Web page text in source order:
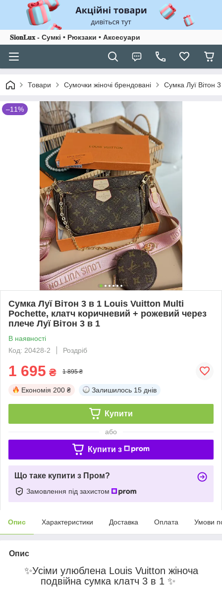
𝐒𝐢𝐨𝐧𝐋𝐮𝐱 - Сумкі • Рюкзаки • Аксесуари
Товари Сумочки жіночі брендовані Сумка Луї Вітон
–11%
Сумка Луї Вітон 3 в 1 Louis Vuitton Multi
Pochette, клатч коричневий + рожевий через
плече Луї Вітон 3 в 1
В наявності
Код: 20428-2
Роздріб
1 695 ₴ 1 895 ₴
Економія 200 ₴ Залишилось 15 днів
Купити
або
Купити з
Що таке купити з Пром?
Замовлення під захистом
Опис Характеристики Доставка Оплата Умови
Опис
✨Усіми улюблена Louis Vuitton жіноча
подвійна сумка клатч 3 в 1 ✨